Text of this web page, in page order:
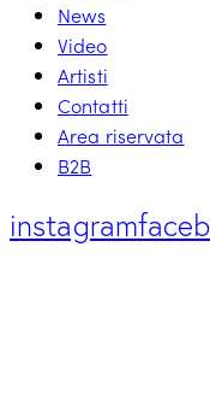
News
Video
Artisti
Contatti
Area riservata
B2B
instagram